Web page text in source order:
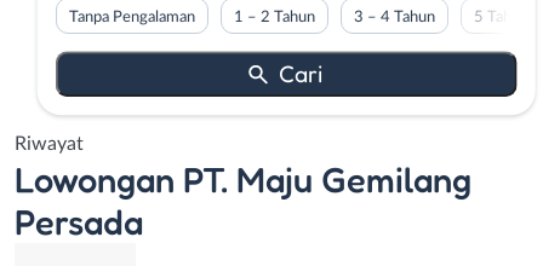
Tanpa Pengalaman 1 – 2 Tahun 3 – 4 Tahun 5 Tahun
Riwayat
Lowongan PT. Maju Gemilang
Persada